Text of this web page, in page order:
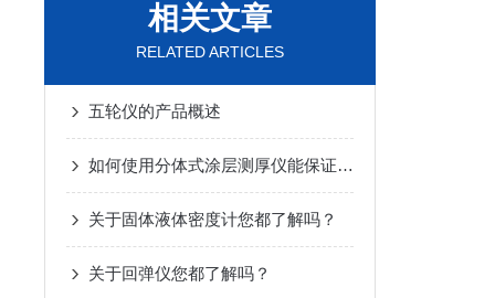
相关文章
RELATED ARTICLES
五轮仪的产品概述
如何使用分体式涂层测厚仪能保证其良好工作状态？
关于固体液体密度计您都了解吗？
关于回弹仪您都了解吗？